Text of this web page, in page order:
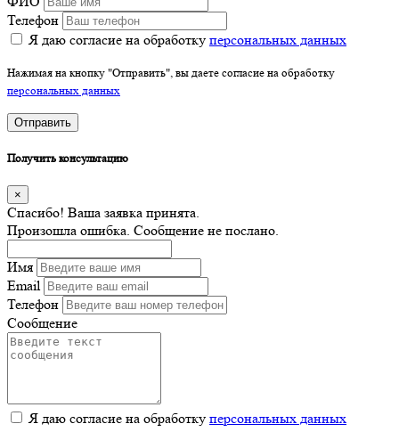
Телефон
Я даю согласие на обработку персональных данных
Нажимая на кнопку "Отправить", вы даете согласие на обработку
персональных данных
Отправить
Получить консультацию
×
Спасибо! Ваша заявка принята.
Произошла ошибка. Сообщение не послано.
Имя
Email
Телефон
Сообщение
Я даю согласие на обработку персональных данных